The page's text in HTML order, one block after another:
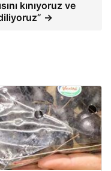
kınıyoruz ve
→